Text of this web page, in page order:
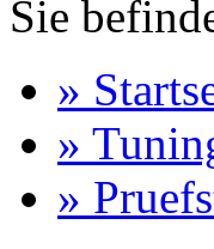
Sie
»
»
»